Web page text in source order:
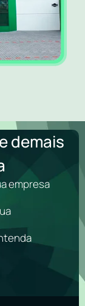
demais
empresa